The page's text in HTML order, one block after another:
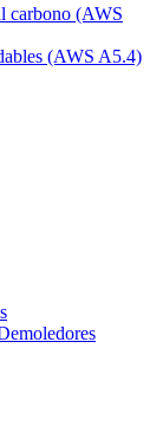
carbono (AWS
(AWS A5.4)